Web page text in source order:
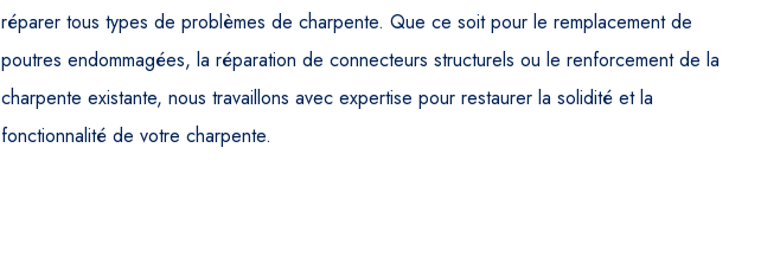
réparer tous types de problèmes de charpente. Que ce soit pour le remplacement de
poutres endommagées, la réparation de connecteurs structurels ou le renforcement de la
charpente existante, nous travaillons avec expertise pour restaurer la solidité et la
fonctionnalité de votre charpente.